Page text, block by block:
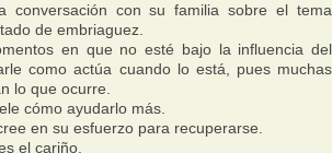
conversación con su familia sobre el tema
de embriaguez.
en que no esté bajo la influencia del
como actúa cuando lo está, pues muchas
lo que ocurre.
cómo ayudarlo más.
en su esfuerzo para recuperarse.
el cariño.